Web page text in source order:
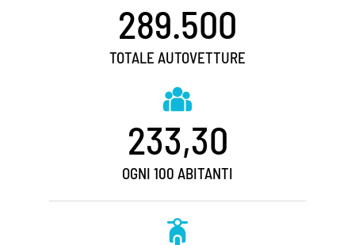
289.500
TOTALE AUTOVETTURE
233,30
OGNI 100 ABITANTI